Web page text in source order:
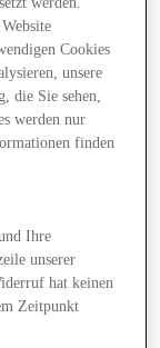
werden.
Cookies
unsere
die Sie sehen,
werden nur
finden
Ihre
unserer
hat keinen
Zeitpunkt